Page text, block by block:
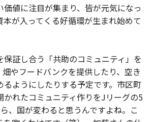
価値に注目が集まり、皆が元気になっ
本が入ってくる好循環が生まれ始めて
保証し合う「共助のコミュニティ」を
やフードバンクを提供したり、空き
るようにしたりする予定です。市区町
かれたコミュニティ作りをJリーグの5
、国が変わると思うんですよね。こ